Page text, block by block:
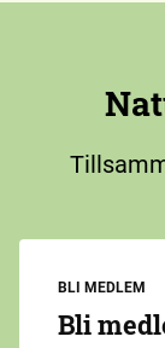
BLI MEDLEM
Bli